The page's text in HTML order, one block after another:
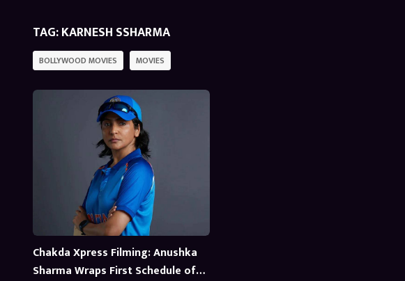
TAG:KARNESH SSHARMA
BOLLYWOOD MOVIES MOVIES
Chakda Xpress Filming: Anushka
Sharma Wraps First Schedule of